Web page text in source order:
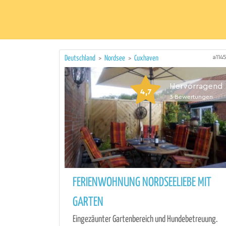
Deutschland > Nordsee > Cuxhaven
4,7
Hervorragend
3 Bewertungen
FERIENWOHNUNG NORDSEELIEBE MIT
GARTEN
Eingezäunter Gartenbereich und Hundebetreuung.